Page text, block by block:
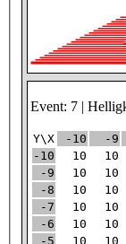
Event: 7 |
Y\X -10 -9
-10
10 10
-9
10 10
-8
10 10
-7
10 10
-6
10 10
-5
10 10